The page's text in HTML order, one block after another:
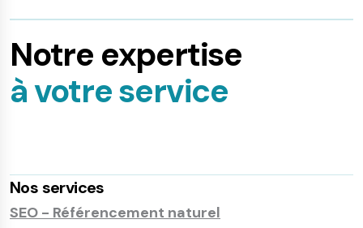
Notre expertise
à votre service
Nos services
SEO - Référencement naturel